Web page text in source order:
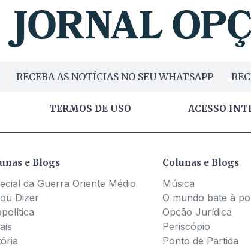
RECEBA AS NOTÍCIAS NO SEU WHATSAPP
TERMOS DE USO ACESSO
e Blogs
da Guerra Oriente Médio
Dizer
Colunas e Blogs
Música
O mundo bate à
Opção Jurídica
Periscópio
Ponto de Partida